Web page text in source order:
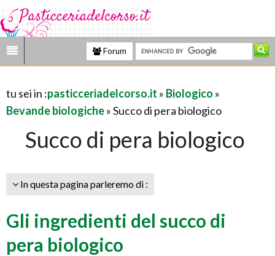
Forum
tu sei in :pasticceriadelcorso.it » Biologico »
Bevande biologiche» Succo di pera biologico
Succo di pera biologico
In questa pagina parleremo di :
Gli ingredienti del succo di
pera biologico